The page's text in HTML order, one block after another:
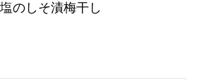
のしそ漬梅干し